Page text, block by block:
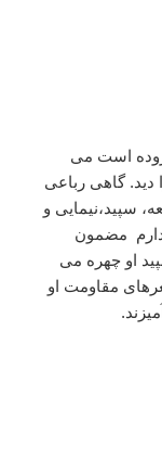
است می
گاهی رباعی
سپید،نیمایی و
مضمون
او چهره می
مقاومت او